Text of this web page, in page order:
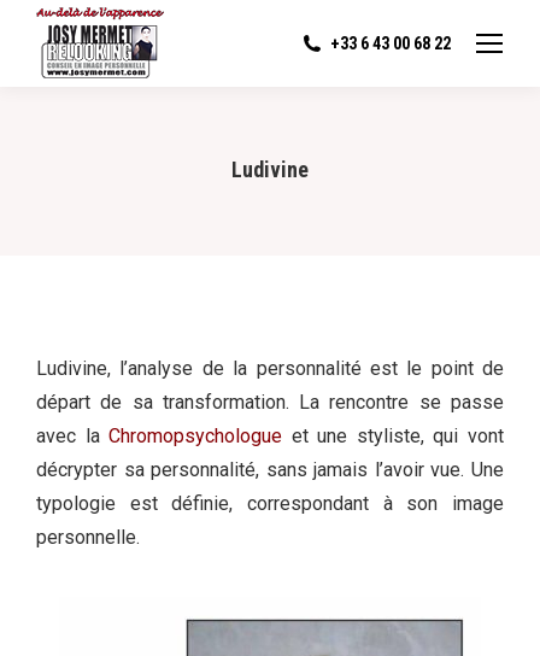
+33 6 43 00 68 22
Ludivine
Ludivine, l’analyse de la personnalité est le point de
départ de sa transformation. La rencontre se passe
avec laChromopsychologue et une styliste, qui vont
décrypter sa personnalité, sans jamais l’avoir vue. Une
typologie est définie, correspondant à son image
personnelle.